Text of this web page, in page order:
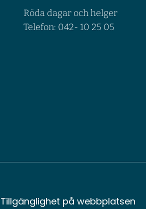
Röda dagar och helger
Telefon: 042- 10 25 05
Tillgänglighet på webbplatsen